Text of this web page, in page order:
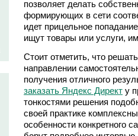
позволяет делать
формирующих в сети
идет прицельное
ищут товары или услуги,
Стоит отметить, что
направлении
получения отличного
заказать Яндекс Директ у
тонкостями решения
своей практике
особенности конкретного